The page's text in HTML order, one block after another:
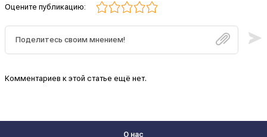
Оцените публикацию:
Комментариев к этой статье ещё нет.
О нас